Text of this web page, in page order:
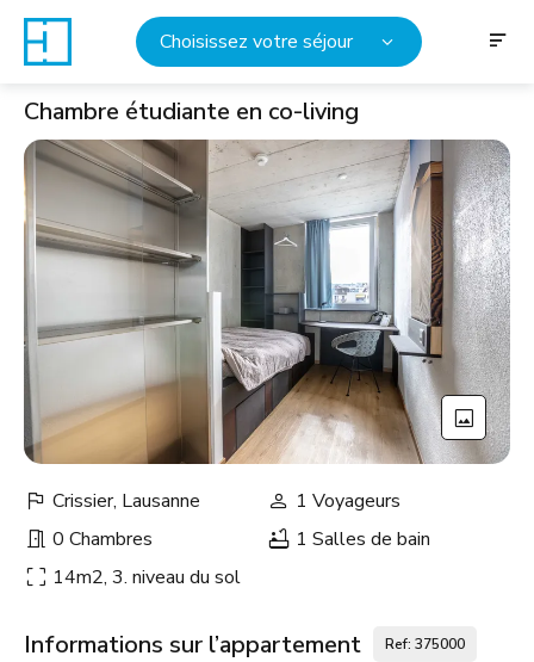
Choisissez votre séjour
Chambre étudiante en co-living
Crissier, Lausanne
1 Voyageurs
0 Chambres
1 Salles de bain
14m2, 3. niveau du sol
Informations sur l’appartement Ref: 375000